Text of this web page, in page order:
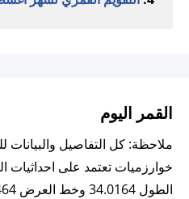
القمر اليوم
ملاحظة: كل التفاصيل والبيانات
خوارزميات تعتمد على احداثيات